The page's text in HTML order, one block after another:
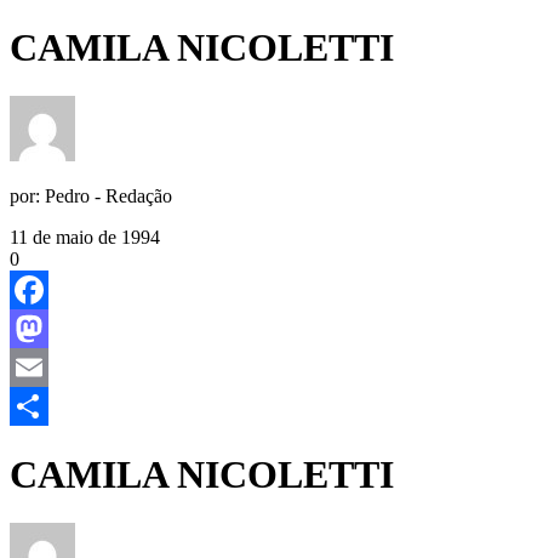
CAMILA NICOLETTI
por: Pedro - Redação
11 de maio de 1994
0
Facebook
Mastodon
Email
CAMILA NICOLETTI